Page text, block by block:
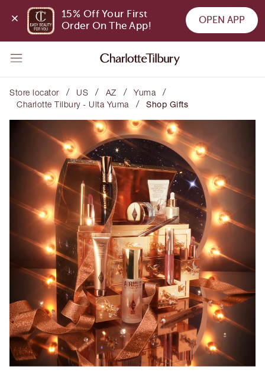
15% Off Your First
Order On The App!
OPEN APP
Store locator / US / AZ / Yuma /
Charlotte Tilbury - Ulta Yuma / Shop Gifts